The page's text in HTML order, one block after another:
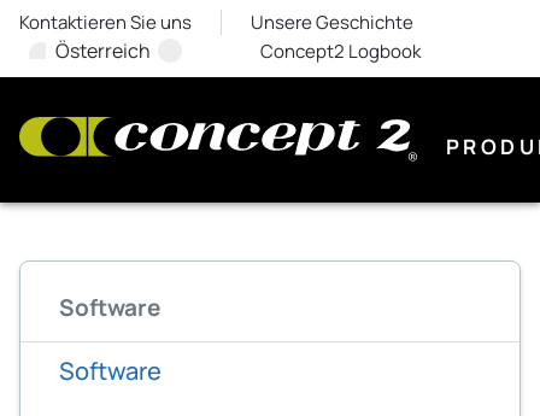
Kontaktieren Sie uns Unsere Geschichte
Österreich Concept2 Logbook
Software
Software